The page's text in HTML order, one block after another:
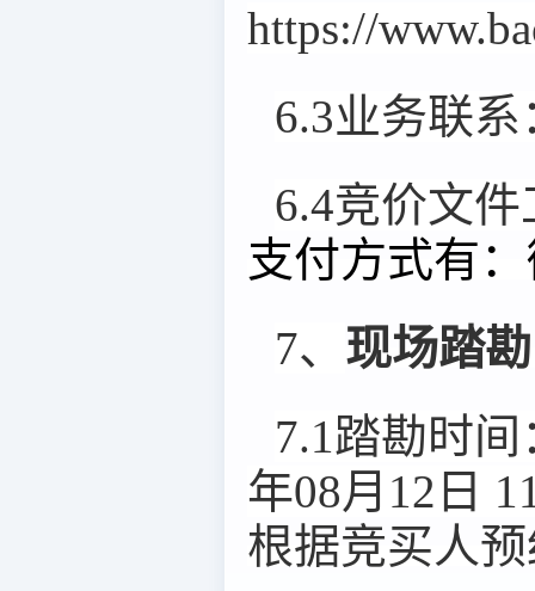
https://
6.3业务联系
6.4竞价文
支付方式有
7、 现场踏
7.1踏勘时间
年08月12日
根据竞买人